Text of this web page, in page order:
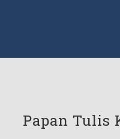
Papan Tulis